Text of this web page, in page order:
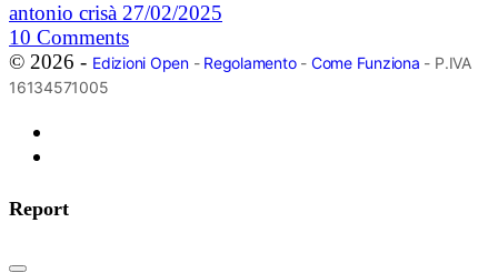
antonio crisà 27/02/2025
10 Comments
© 2026 - Edizioni Open- Regolamento- Come Funziona - P.IVA
16134571005
Report